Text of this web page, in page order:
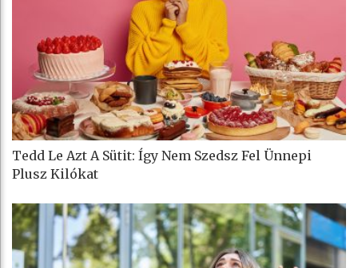
Tedd Le Azt A Sütit: Így Nem Szedsz Fel Ünnepi
Plusz Kilókat